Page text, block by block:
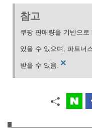
참고
쿠팡 판매량을 기반으
있을 수 있으며, 파트너
받을 수 있음. ×